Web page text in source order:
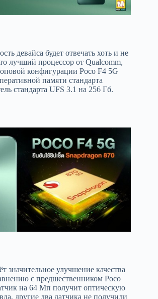
девайса будет отвечать хоть и не
лучший процессор от Qualcomm,
конфигурации Poco F4 5G
памяти стандарта
стандарта UFS 3.1 на 256 Гб.
значительное улучшение качества
с предшественником Poco
на 64 Мп получит оптическую
другие два датчика не получили